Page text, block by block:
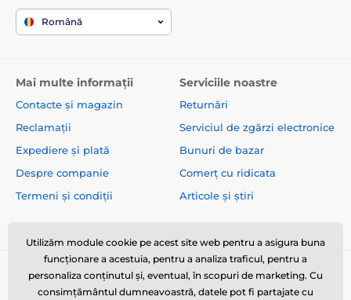
Română
Mai multe informații
Contacte și magazin
Reclamații
Expediere și plată
Despre companie
Termeni și condiții
Serviciile noastre
Returnări
Serviciul de zgărzi electronice
Bunuri de bazar
Comerț cu ridicata
Articole și știri
Utilizăm module cookie pe acest site web pentru a asigura buna
funcționare a acestuia, pentru a analiza traficul, pentru a
personaliza conținutul și, eventual, în scopuri de marketing. Cu
consimțământul dumneavoastră, datele pot fi partajate cu